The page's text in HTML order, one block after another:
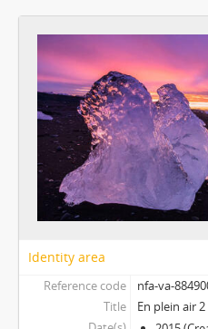
[Subseries] Za
[Subseries] Zurich
[Subseries] Rozhovor
[Subseries] Jdi pryč.
[Subseries]
[Subseries] Měření
[Subseries] Sáčkování
[Subseries] Úkryt
[Subseries] Up!
[Subseries] Up! #2
[Subseries] It's
[Subseries] Přestávka
[Subseries] Zrzavý film
Identity area
Reference code
nfa-va-
Title
En plein air 2